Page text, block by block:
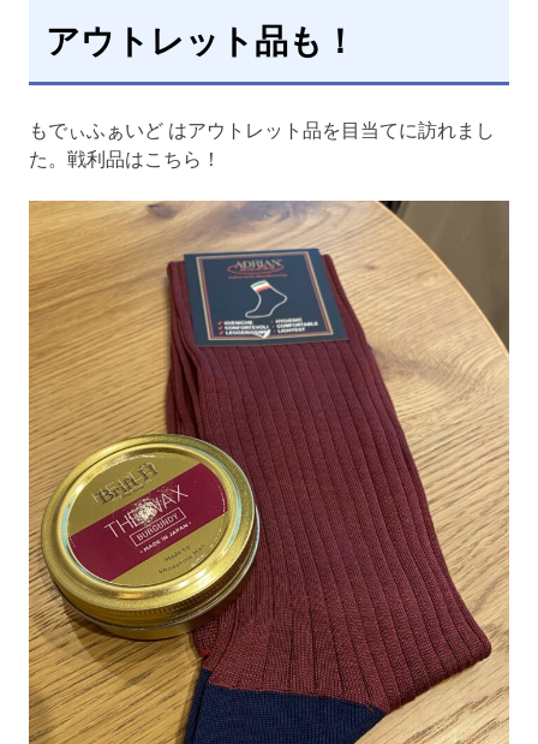
アウトレット品も！
もでぃふぁいど はアウトレット品を目当てに訪れまし
た。戦利品はこちら！